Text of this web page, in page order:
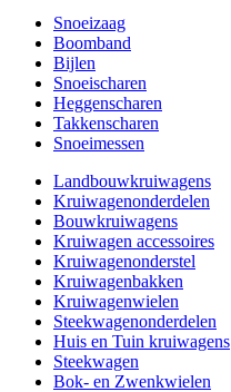
Snoeizaag
Boomband
Bijlen
Snoeischaren
Heggenscharen
Takkenscharen
Snoeimessen
Landbouwkruiwagens
Kruiwagenonderdelen
Bouwkruiwagens
Kruiwagen accessoires
Kruiwagenonderstel
Kruiwagenbakken
Kruiwagenwielen
Steekwagenonderdelen
Huis en Tuin kruiwagens
Steekwagen
Bok- en Zwenkwielen